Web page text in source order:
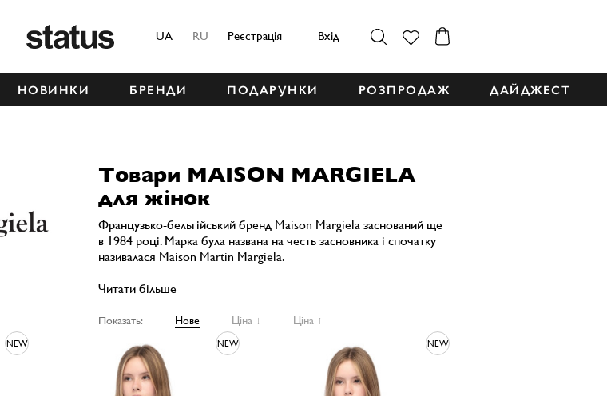
UA RU Реєстрація Вхід
НОВИНКИ БРЕНДИ ПОДАРУНКИ РОЗПРОДАЖ ДАЙДЖЕСТ
Товари MAISON MARGIELA
для жінок
Французько-бельгійський бренд Maison Margiela заснований ще
в 1984 році. Марка була названа на честь засновника і спочатку
називалася Maison Martin Margiela.
Читати більше
Показать: Нове Ціна ↓ Ціна ↑
NEW NEW NEW